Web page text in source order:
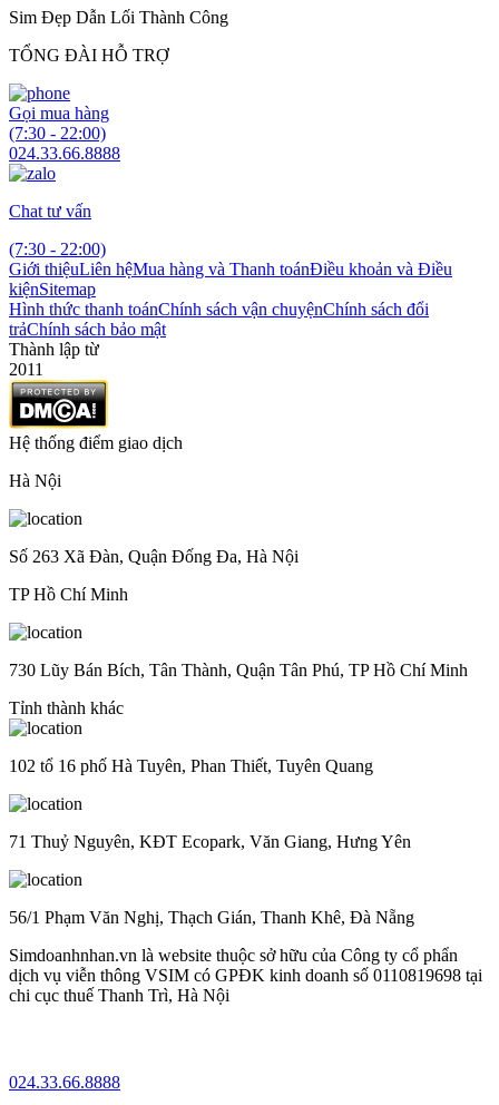
Sim Đẹp Dẫn Lối Thành Công
TỔNG ĐÀI HỖ TRỢ
Gọi mua hàng
(7:30 - 22:00)
024.33.66.8888
Chat tư vấn
(7:30 - 22:00)
Giới thiệuLiên hệMua hàng và Thanh toánĐiều khoản và Điều
kiệnSitemap
Hình thức thanh toánChính sách vận chuyệnChính sách đổi
trảChính sách bảo mật
Thành lập từ
2011
Hệ thống điểm giao dịch
Hà Nội
Số 263 Xã Đàn, Quận Đống Đa, Hà Nội
TP Hồ Chí Minh
730 Lũy Bán Bích, Tân Thành, Quận Tân Phú, TP Hồ Chí Minh
Tỉnh thành khác
102 tổ 16 phố Hà Tuyên, Phan Thiết, Tuyên Quang
71 Thuỷ Nguyên, KĐT Ecopark, Văn Giang, Hưng Yên
56/1 Phạm Văn Nghị, Thạch Gián, Thanh Khê, Đà Nẵng
Simdoanhnhan.vn là website thuộc sở hữu của Công ty cổ phẩn
dịch vụ viễn thông VSIM có GPĐK kinh doanh số 0110819698 tại
chi cục thuế Thanh Trì, Hà Nội
024.33.66.8888